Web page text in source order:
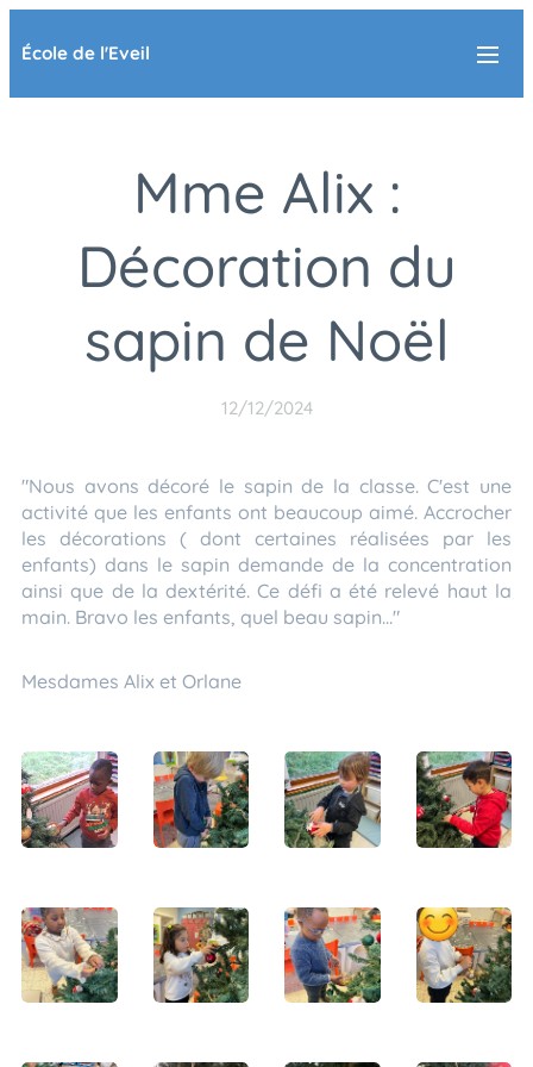
École de l'Eveil
Mme Alix :
Décoration du
sapin de Noël
12/12/2024
"Nous avons décoré le sapin de la classe. C'est une
activité que les enfants ont beaucoup aimé. Accrocher
les décorations ( dont certaines réalisées par les
enfants) dans le sapin demande de la concentration
ainsi que de la dextérité. Ce défi a été relevé haut la
main. Bravo les enfants, quel beau sapin..."
Mesdames Alix et Orlane